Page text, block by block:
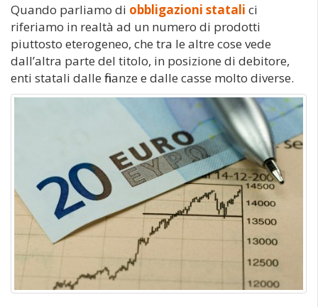
Quando parliamo di obbligazioni statali ci
riferiamo in realtà ad un numero di prodotti
piuttosto eterogeneo, che tra le altre cose vede
dall’altra parte del titolo, in posizione di debitore,
enti statali dalle finanze e dalle casse molto diverse.